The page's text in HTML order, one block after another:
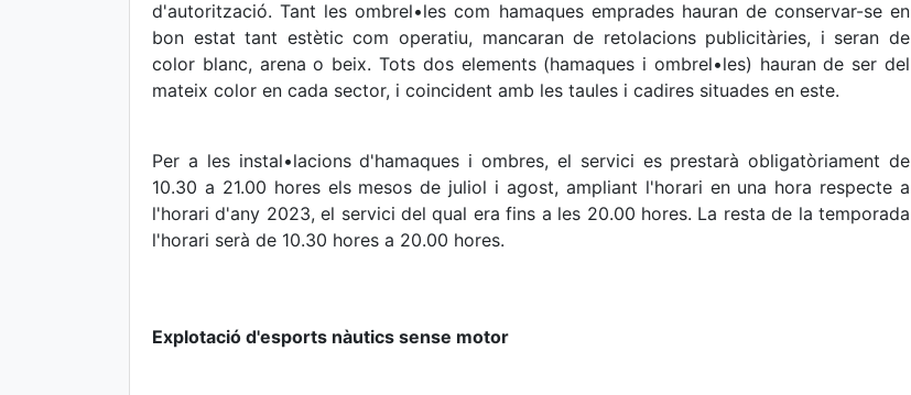
d'autorització. Tant les ombrel•les com hamaques emprades hauran de conservar-se en
bon estat tant estètic com operatiu, mancaran de retolacions publicitàries, i seran de
color blanc, arena o beix. Tots dos elements (hamaques i ombrel•les) hauran de ser del
mateix color en cada sector, i coincident amb les taules i cadires situades en este.
Per a les instal•lacions d'hamaques i ombres, el servici es prestarà obligatòriament de
10.30 a 21.00 hores els mesos de juliol i agost, ampliant l'horari en una hora respecte a
l'horari d'any 2023, el servici del qual era fins a les 20.00 hores. La resta de la temporada
l'horari serà de 10.30 hores a 20.00 hores.
Explotació d'esports nàutics sense motor